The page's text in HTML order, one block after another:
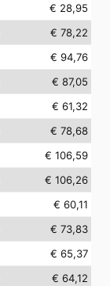
€ 28,95
€ 78,22
€ 94,76
€ 87,05
€ 61,32
€ 78,68
€ 106,59
€ 106,26
€ 60,11
€ 73,83
€ 65,37
€ 64,12